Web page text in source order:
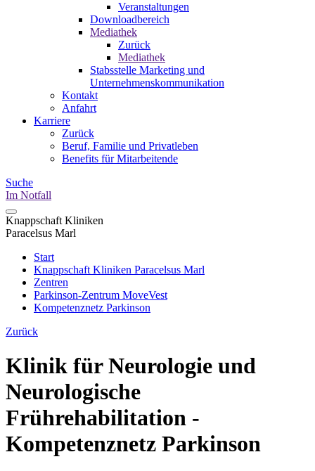
Veranstaltungen
Downloadbereich
Mediathek
Zurück
Mediathek
Stabsstelle Marketing und
Unternehmenskommunikation
Kontakt
Anfahrt
Karriere
Zurück
Beruf, Familie und Privatleben
Benefits für Mitarbeitende
Suche
Im Notfall
Knappschaft Kliniken
Paracelsus Marl
Start
Knappschaft Kliniken Paracelsus Marl
Zentren
Parkinson-Zentrum MoveVest
Kompetenznetz Parkinson
Zurück
Klinik für Neurologie und
Neurologische
Frührehabilitation -
Kompetenznetz Parkinson